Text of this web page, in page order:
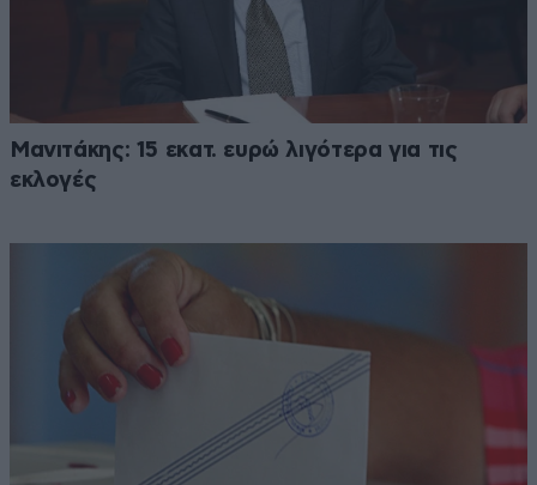
Μανιτάκης: 15 εκατ. ευρώ λιγότερα για τις
εκλογές